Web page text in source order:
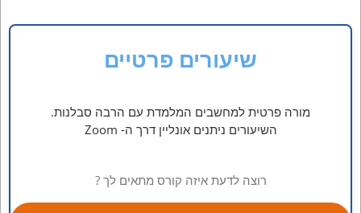
שיעורים פרטיים
מורה פרטית למחשבים המלמדת עם הרבה סבלנות.
השיעורים ניתנים אונליין דרך ה- Zoom
רוצה לדעת איזה קורס מתאים לך ?